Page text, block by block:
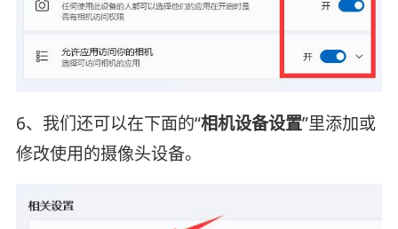
6、我们还可以在下面的“相机设备设置”里添加或
修改使用的摄像头设备。